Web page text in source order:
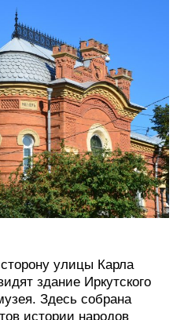
улицы Карла
здание Иркутского
Здесь собрана
истории народов